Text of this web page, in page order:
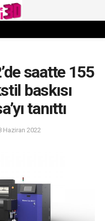
saatte 155
baskısı
tanıttı
Haziran 2022